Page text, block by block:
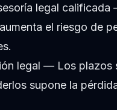
legal calificada
el riesgo de
legal — Los plazos
supone la